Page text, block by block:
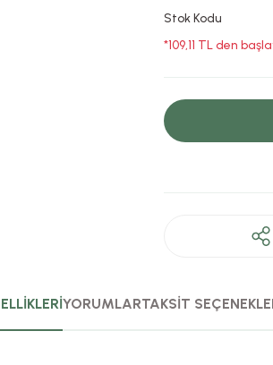
Stok Kodu
*109,11 TL den
YORUMLARTAKSİT